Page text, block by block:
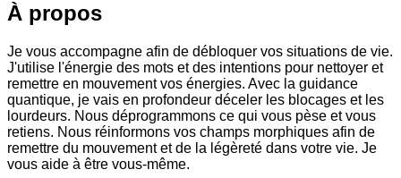
À propos
Je vous accompagne afin de débloquer vos situations de vie.
J'utilise l'énergie des mots et des intentions pour nettoyer et
remettre en mouvement vos énergies. Avec la guidance
quantique, je vais en profondeur déceler les blocages et les
lourdeurs. Nous déprogrammons ce qui vous pèse et vous
retiens. Nous réinformons vos champs morphiques afin de
remettre du mouvement et de la légèreté dans votre vie. Je
vous aide à être vous-même.